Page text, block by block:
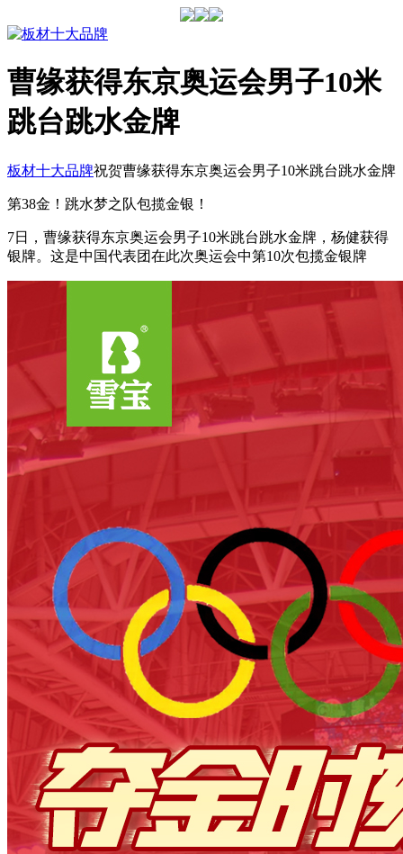
曹缘获得东京奥运会男子10米
跳台跳水金牌
板材十大品牌祝贺曹缘获得东京奥运会男子10米跳台跳水金牌
第38金！跳水梦之队包揽金银！
7日，曹缘获得东京奥运会男子10米跳台跳水金牌，杨健获得
银牌。这是中国代表团在此次奥运会中第10次包揽金银牌